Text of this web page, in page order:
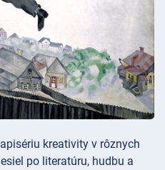
kreativity v rôznych
po literatúru, hudbu a